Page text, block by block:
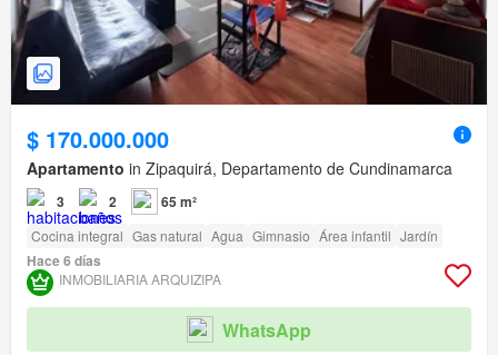
$ 170.000.000
Apartamento in Zipaquirá, Departamento de Cundinamarca
3 2 65 m²
Cocina integral Gas natural Agua Gimnasio Área infantil Jardín
Hace 6 días
INMOBILIARIA ARQUIZIPA
WhatsApp